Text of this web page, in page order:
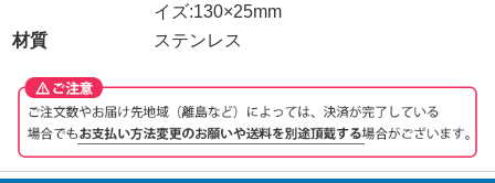
イズ:130×25mm
材質
ステンレス